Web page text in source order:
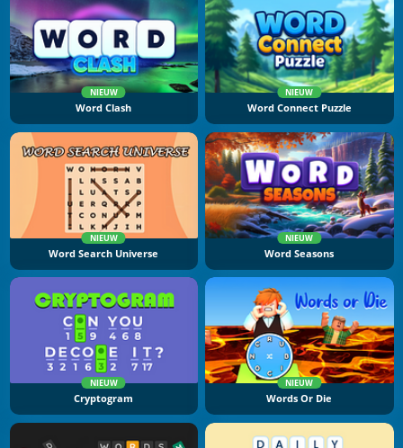
NIEUW
Word Clash
NIEUW
Word Connect Puzzle
NIEUW
Word Search Universe
NIEUW
Word Seasons
NIEUW
Cryptogram
NIEUW
Words Or Die